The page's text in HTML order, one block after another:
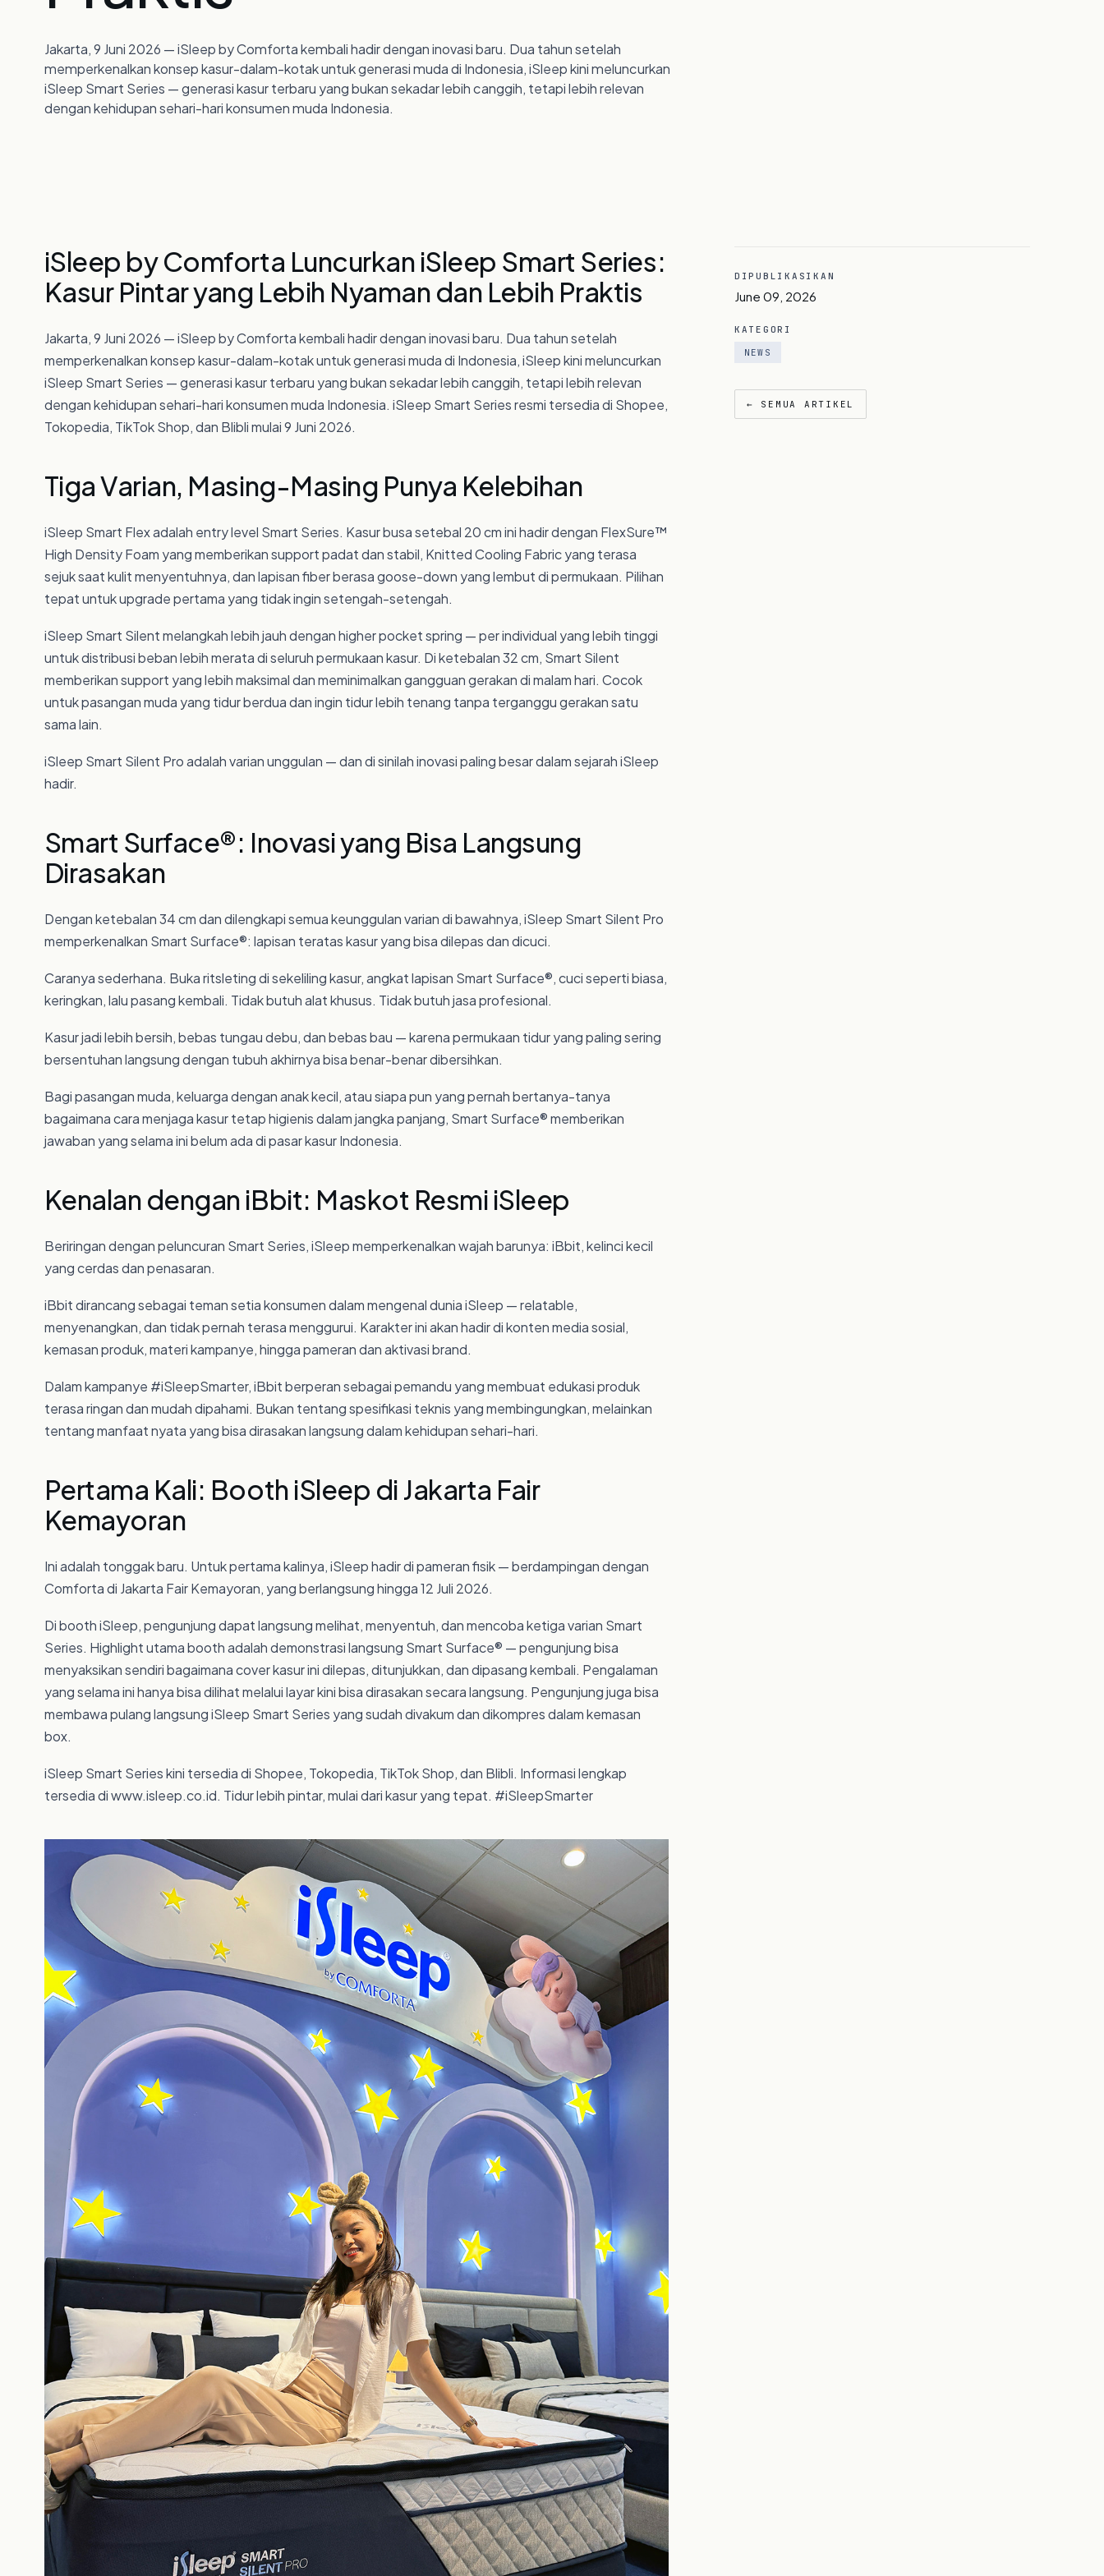
Berita
Kembangan, Jakarta Barat 11650,
Indonesia
Jakarta, 9 Juni 2026 — iSleep by Comforta kembali hadir dengan inovasi baru. Dua tahun setelah
memperkenalkan konsep kasur-dalam-kotak untuk generasi muda di Indonesia, iSleep kini meluncurkan
iSleep Smart Series — generasi kasur terbaru yang bukan sekadar lebih canggih, tetapi lebih relevan
dengan kehidupan sehari-hari konsumen muda Indonesia.
iSleep by Comforta Luncurkan iSleep Smart Series:
Kasur Pintar yang Lebih Nyaman dan Lebih Praktis
Jakarta, 9 Juni 2026 — iSleep by Comforta kembali hadir dengan inovasi baru. Dua tahun setelah
memperkenalkan konsep kasur-dalam-kotak untuk generasi muda di Indonesia, iSleep kini meluncurkan
iSleep Smart Series — generasi kasur terbaru yang bukan sekadar lebih canggih, tetapi lebih relevan
dengan kehidupan sehari-hari konsumen muda Indonesia. iSleep Smart Series resmi tersedia di Shopee,
Tokopedia, TikTok Shop, dan Blibli mulai 9 Juni 2026.
Tiga Varian, Masing-Masing Punya Kelebihan
iSleep Smart Flex adalah entry level Smart Series. Kasur busa setebal 20 cm ini hadir dengan FlexSure™
High Density Foam yang memberikan support padat dan stabil, Knitted Cooling Fabric yang terasa
sejuk saat kulit menyentuhnya, dan lapisan fiber berasa goose-down yang lembut di permukaan. Pilihan
tepat untuk upgrade pertama yang tidak ingin setengah-setengah.
iSleep Smart Silent melangkah lebih jauh dengan higher pocket spring — per individual yang lebih tinggi
untuk distribusi beban lebih merata di seluruh permukaan kasur. Di ketebalan 32 cm, Smart Silent
memberikan support yang lebih maksimal dan meminimalkan gangguan gerakan di malam hari. Cocok
untuk pasangan muda yang tidur berdua dan ingin tidur lebih tenang tanpa terganggu gerakan satu
sama lain.
iSleep Smart Silent Pro adalah varian unggulan — dan di sinilah inovasi paling besar dalam sejarah iSleep
hadir.
Smart Surface®: Inovasi yang Bisa Langsung
Dirasakan
Dengan ketebalan 34 cm dan dilengkapi semua keunggulan varian di bawahnya, iSleep Smart Silent Pro
memperkenalkan Smart Surface®: lapisan teratas kasur yang bisa dilepas dan dicuci.
Caranya sederhana. Buka ritsleting di sekeliling kasur, angkat lapisan Smart Surface®, cuci seperti biasa,
keringkan, lalu pasang kembali. Tidak butuh alat khusus. Tidak butuh jasa profesional.
Kasur jadi lebih bersih, bebas tungau debu, dan bebas bau — karena permukaan tidur yang paling sering
bersentuhan langsung dengan tubuh akhirnya bisa benar-benar dibersihkan.
Bagi pasangan muda, keluarga dengan anak kecil, atau siapa pun yang pernah bertanya-tanya
bagaimana cara menjaga kasur tetap higienis dalam jangka panjang, Smart Surface® memberikan
jawaban yang selama ini belum ada di pasar kasur Indonesia.
Kenalan dengan iBbit: Maskot Resmi iSleep
Beriringan dengan peluncuran Smart Series, iSleep memperkenalkan wajah barunya: iBbit, kelinci kecil
yang cerdas dan penasaran.
iBbit dirancang sebagai teman setia konsumen dalam mengenal dunia iSleep — relatable,
menyenangkan, dan tidak pernah terasa menggurui. Karakter ini akan hadir di konten media sosial,
kemasan produk, materi kampanye, hingga pameran dan aktivasi brand.
Dalam kampanye #iSleepSmarter, iBbit berperan sebagai pemandu yang membuat edukasi produk
terasa ringan dan mudah dipahami. Bukan tentang spesifikasi teknis yang membingungkan, melainkan
tentang manfaat nyata yang bisa dirasakan langsung dalam kehidupan sehari-hari.
Pertama Kali: Booth iSleep di Jakarta Fair
Kemayoran
Ini adalah tonggak baru. Untuk pertama kalinya, iSleep hadir di pameran fisik — berdampingan dengan
Comforta di Jakarta Fair Kemayoran, yang berlangsung hingga 12 Juli 2026.
Di booth iSleep, pengunjung dapat langsung melihat, menyentuh, dan mencoba ketiga varian Smart
Series. Highlight utama booth adalah demonstrasi langsung Smart Surface® — pengunjung bisa
menyaksikan sendiri bagaimana cover kasur ini dilepas, ditunjukkan, dan dipasang kembali. Pengalaman
yang selama ini hanya bisa dilihat melalui layar kini bisa dirasakan secara langsung. Pengunjung juga bisa
membawa pulang langsung iSleep Smart Series yang sudah divakum dan dikompres dalam kemasan
box.
iSleep Smart Series kini tersedia di Shopee, Tokopedia, TikTok Shop, dan Blibli. Informasi lengkap
tersedia di www.isleep.co.id. Tidur lebih pintar, mulai dari kasur yang tepat. #iSleepSmarter
DIPUBLIKASIKAN
June 09, 2026
KATEGORI
NEWS
← SEMUA ARTIKEL